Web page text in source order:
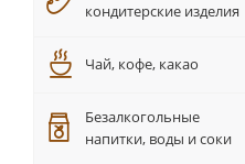
кондитерские изделия
Чай, кофе, какао
Безалкогольные
напитки, воды и соки